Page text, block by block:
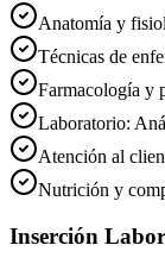
Anatomía y
Técnicas de
Farmacología y
Laboratorio:
Atención al
Nutrición y
Inserción